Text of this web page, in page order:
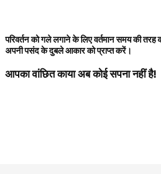
परिवर्तन को गले लगाने के लिए वर्तमान समय की
अपनी पसंद के दुबले आकार को प्राप्त करें।
आपका वांछित काया अब कोई सपना नहीं है!